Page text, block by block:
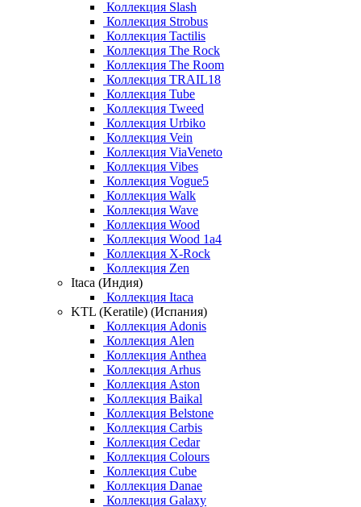
Коллекция Slash
Коллекция Strobus
Коллекция Tactilis
Коллекция The Rock
Коллекция The Room
Коллекция TRAIL18
Коллекция Tube
Коллекция Tweed
Коллекция Urbiko
Коллекция Vein
Коллекция ViaVeneto
Коллекция Vibes
Коллекция Vogue5
Коллекция Walk
Коллекция Wave
Коллекция Wood
Коллекция Wood 1a4
Коллекция X-Rock
Коллекция Zen
Itaca (Индия)
Коллекция Itaca
KTL (Keratile) (Испания)
Коллекция Adonis
Коллекция Alen
Коллекция Anthea
Коллекция Arhus
Коллекция Aston
Коллекция Baikal
Коллекция Belstone
Коллекция Carbis
Коллекция Cedar
Коллекция Colours
Коллекция Cube
Коллекция Danae
Коллекция Galaxy